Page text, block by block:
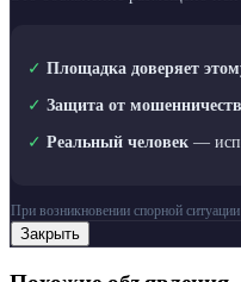
✓ Площадка доверяет
✓ Защита от
✓ Реальный человек —
При возникновении спорной
Закрыть